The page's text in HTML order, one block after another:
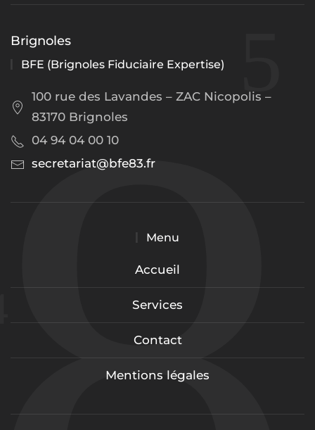
Brignoles
BFE (Brignoles Fiduciaire Expertise)
100 rue des Lavandes – ZAC Nicopolis –
83170 Brignoles
04 94 04 00 10
secretariat@bfe83.fr
Menu
Accueil
Services
Contact
Mentions légales